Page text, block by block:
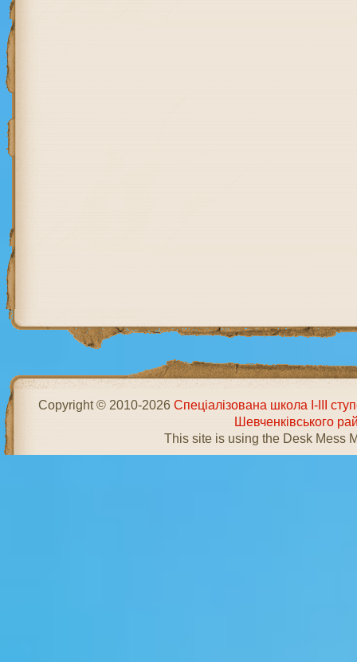
Copyright © 2010-2026Спеціалізована школа І-ІІІ
Шевченківського
This site is using the Desk Mess